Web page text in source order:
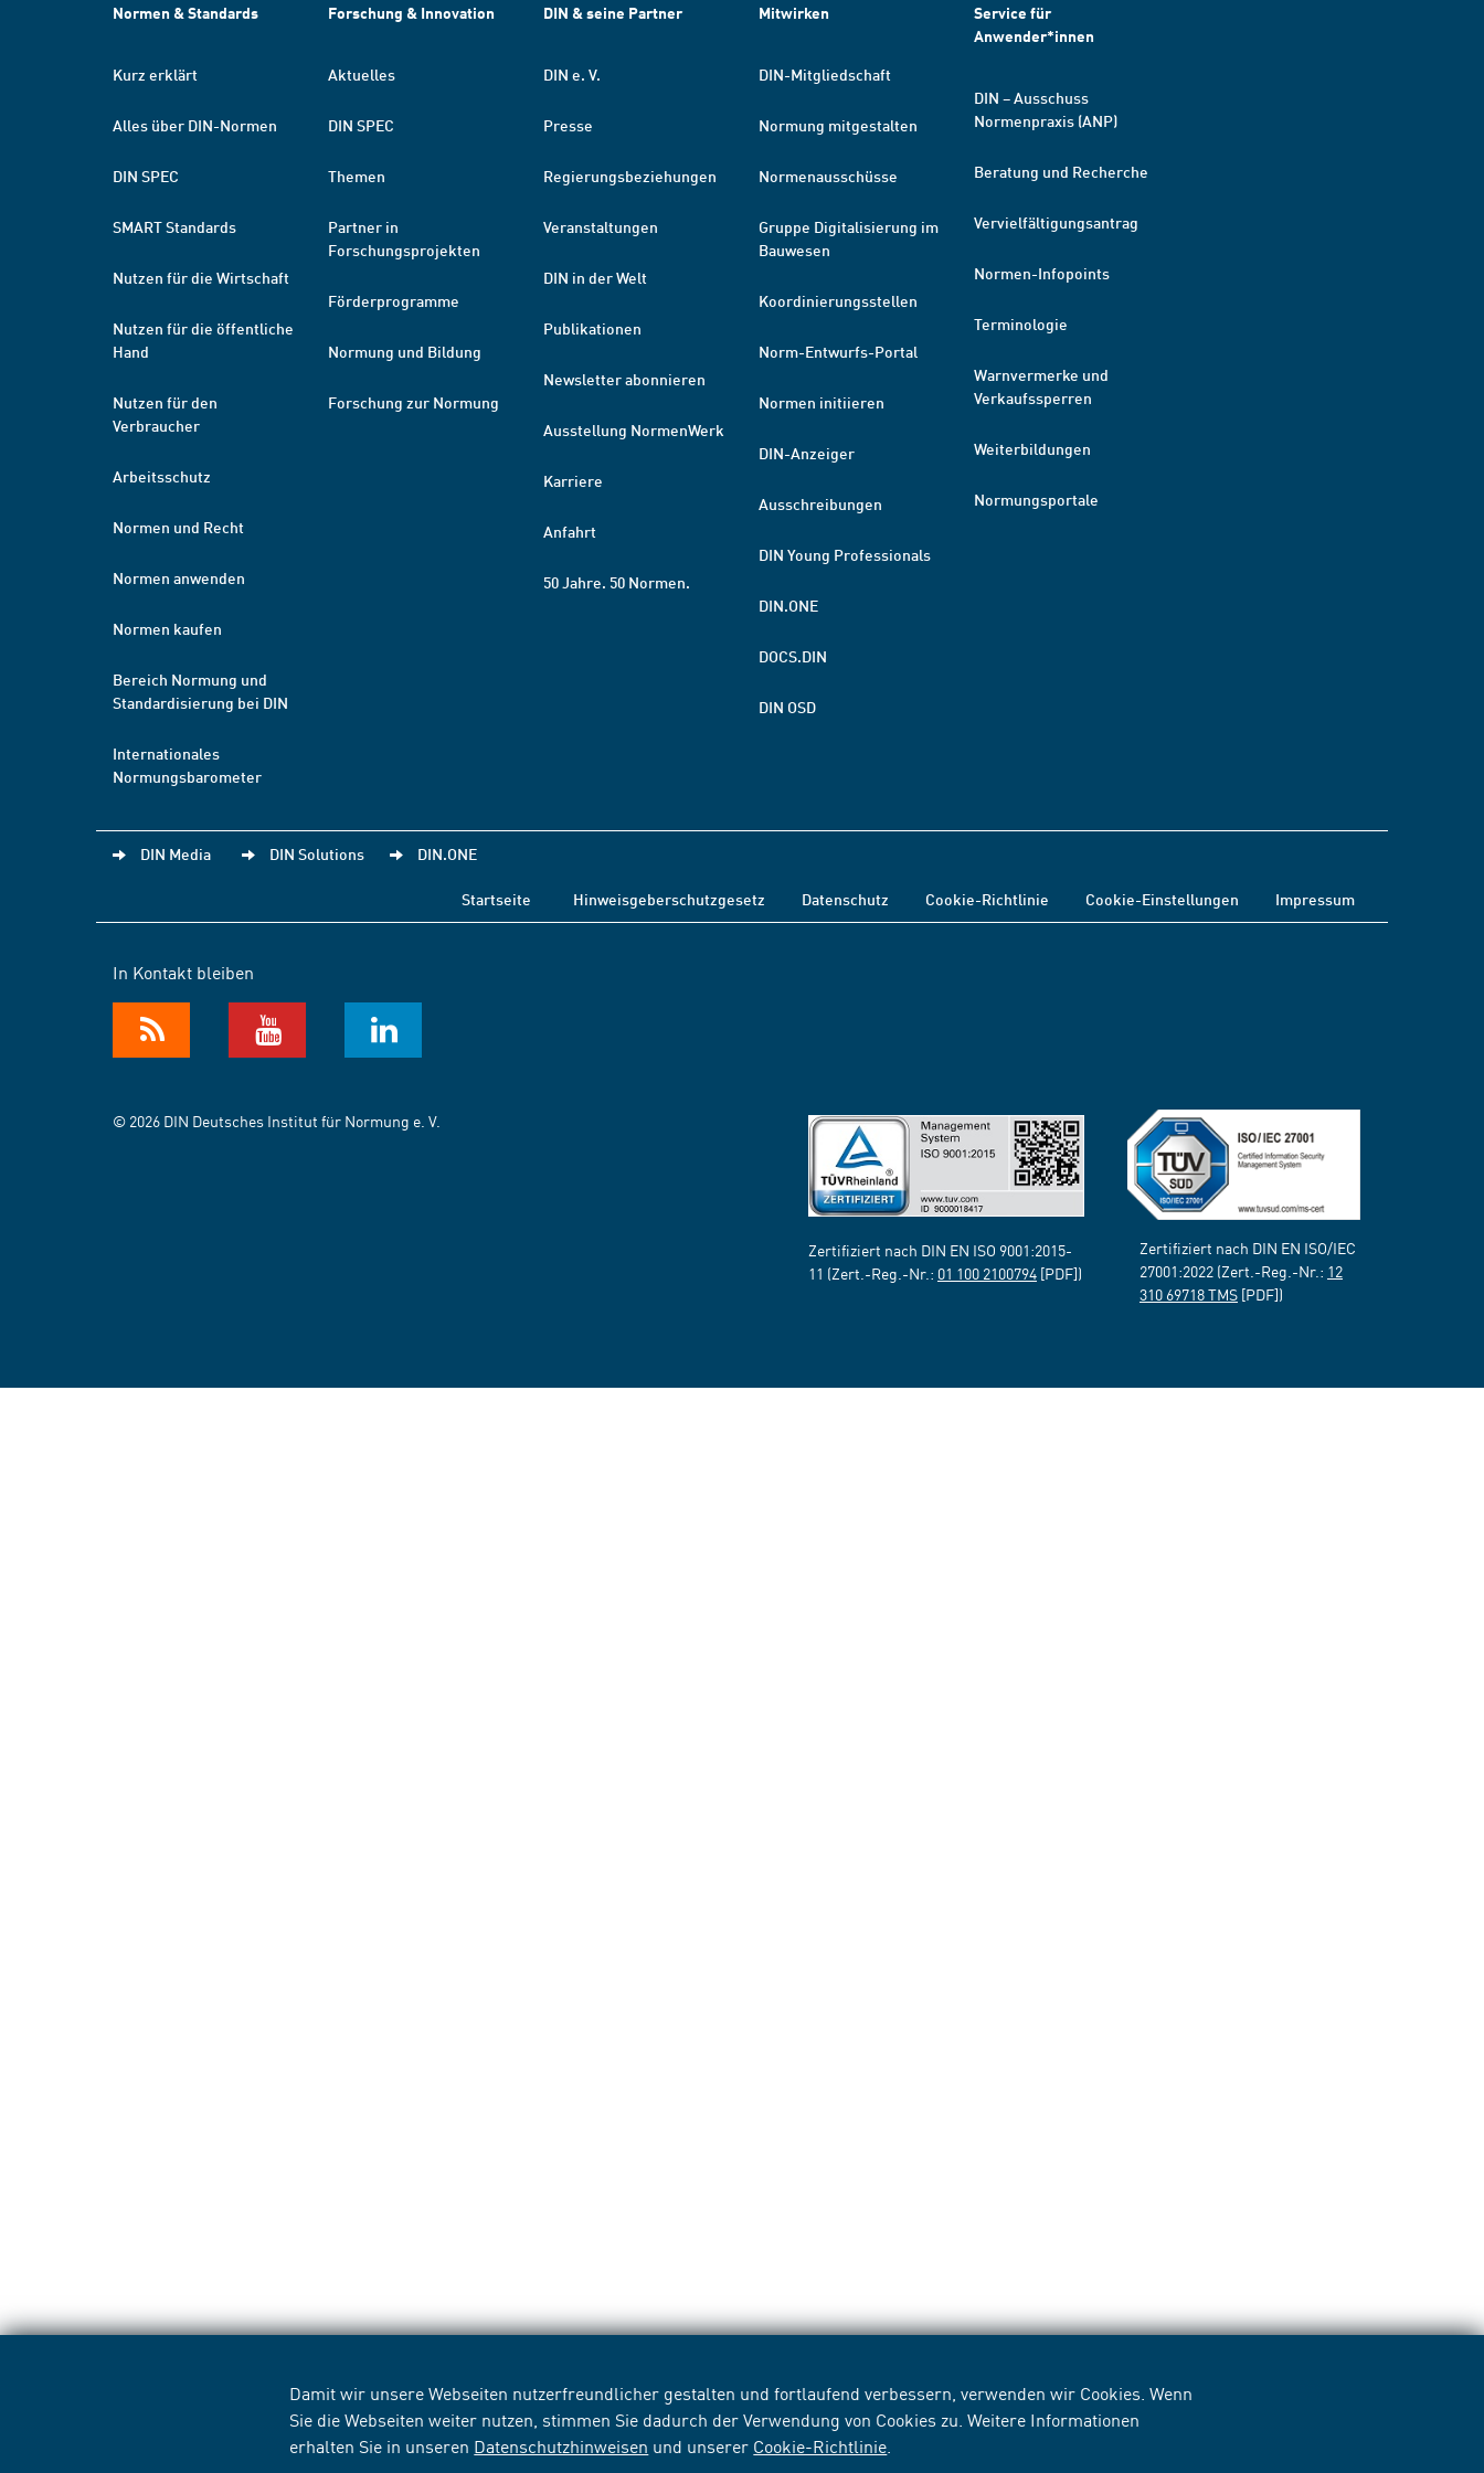
Damit wir unsere Webseiten nutzerfreundlicher gestalten und fortlaufend verbessern, verwenden wir Cookies. Wenn
Sie die Webseiten weiter nutzen, stimmen Sie dadurch der Verwendung von Cookies zu. Weitere Informationen
erhalten Sie in unseren Datenschutzhinweisen und unserer Cookie-Richtlinie
Normen & Standards
Kurz erklärt
Alles über DIN-Normen
DIN SPEC
SMART Standards
Nutzen für die Wirtschaft
Nutzen für die öffentliche
Hand
Nutzen für den
Verbraucher
Arbeitsschutz
Normen und Recht
Normen anwenden
Normen kaufen
Bereich Normung und
Standardisierung bei DIN
Internationales
Normungsbarometer
Forschung & Innovation
Aktuelles
DIN SPEC
Themen
Partner in
Forschungsprojekten
Förderprogramme
Normung und Bildung
Forschung zur Normung
DIN & seine Partner
DIN e. V.
Presse
Regierungsbeziehungen
Veranstaltungen
DIN in der Welt
Publikationen
Newsletter abonnieren
Ausstellung NormenWerk
Karriere
Anfahrt
50 Jahre. 50 Normen.
Mitwirken
DIN-Mitgliedschaft
Normung mitgestalten
Normenausschüsse
Gruppe Digitalisierung im
Bauwesen
Koordinierungsstellen
Norm-Entwurfs-Portal
Normen initiieren
DIN-Anzeiger
Ausschreibungen
DIN Young Professionals
DIN.ONE
DOCS.DIN
DIN OSD
Service für
Anwender*innen
DIN – Ausschuss
Normenpraxis (ANP)
Beratung und Recherche
Vervielfältigungsantrag
Normen-Infopoints
Terminologie
Warnvermerke und
Verkaufssperren
Weiterbildungen
Normungsportale
DIN Media DIN Solutions DIN.ONE
Startseite Hinweisgeberschutzgesetz Datenschutz Cookie-Richtlinie Cookie-Einstellungen Impressum
In Kontakt bleiben
© 2026 DIN Deutsches Institut für Normung e. V.
Zertifiziert nach DIN EN ISO 9001:2015-
11 (Zert.-Reg.-Nr.: 01 100 2100794 [PDF])
Zertifiziert nach DIN EN ISO/IEC
27001:2022 (Zert.-Reg.-Nr.: 12
310 69718 TMS [PDF])